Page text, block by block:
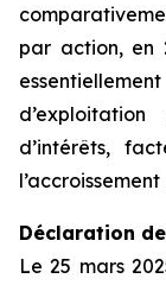
par action, en
d’intérêts,
Déclaration
Le 25 mars